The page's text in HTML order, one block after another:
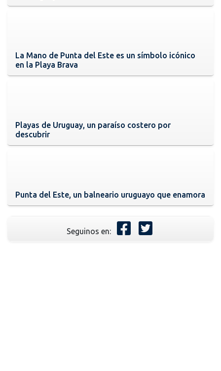
La Mano de Punta del Este es un símbolo icónico
en la Playa Brava
Playas de Uruguay, un paraíso costero por
descubrir
Punta del Este, un balneario uruguayo que enamora
Seguinos en: